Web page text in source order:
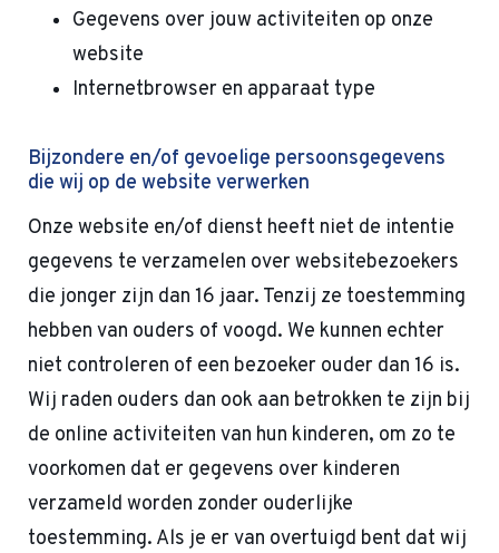
Gegevens over jouw activiteiten op onze
website
Internetbrowser en apparaat type
Bijzondere en/of gevoelige persoonsgegevens
die wij op de website verwerken
Onze website en/of dienst heeft niet de intentie
gegevens te verzamelen over websitebezoekers
die jonger zijn dan 16 jaar. Tenzij ze toestemming
hebben van ouders of voogd. We kunnen echter
niet controleren of een bezoeker ouder dan 16 is.
Wij raden ouders dan ook aan betrokken te zijn bij
de online activiteiten van hun kinderen, om zo te
voorkomen dat er gegevens over kinderen
verzameld worden zonder ouderlijke
toestemming. Als je er van overtuigd bent dat wij